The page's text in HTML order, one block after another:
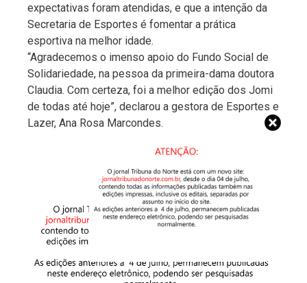
expectativas foram atendidas, e que a intenção da
Secretaria de Esportes é fomentar a prática
esportiva na melhor idade.
“Agradecemos o imenso apoio do Fundo Social de
Solidariedade, na pessoa da primeira-dama doutora
Claudia. Com certeza, foi a melhor edição dos Jomi
de todas até hoje”, declarou a gestora de Esportes e
Lazer, Ana Rosa Marcondes.